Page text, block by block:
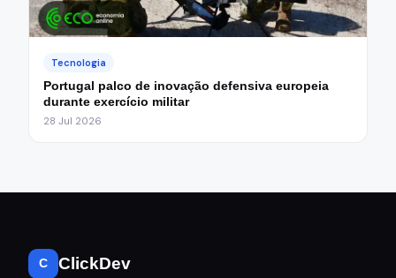
Tecnologia
Portugal palco de inovação defensiva europeia
durante exercício militar
28 Jul 2026
C ClickDev